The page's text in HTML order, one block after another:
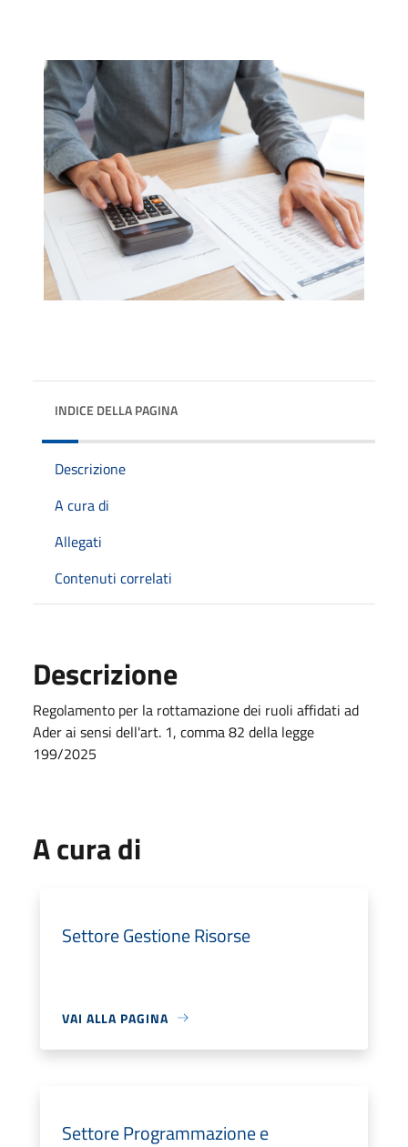
INDICE DELLA PAGINA
Descrizione
A cura di
Allegati
Contenuti correlati
Descrizione
Regolamento per la rottamazione dei ruoli affidati ad
Ader ai sensi dell'art. 1, comma 82 della legge
199/2025
A cura di
Settore Gestione Risorse
VAI ALLA PAGINA
Settore Programmazione e